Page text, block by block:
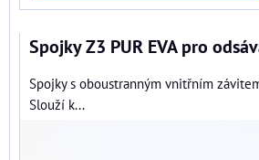
Spojky Z3 PUR EVA pro
Spojky s oboustranným vnitřním
Slouží k...